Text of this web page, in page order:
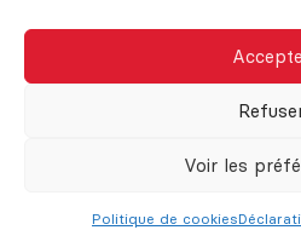
Voir les
Politique de cookies
©Nick Nicolopoulos : Courtier
Montréal, 2026
Aliquando 3, ID-3
Gérer le